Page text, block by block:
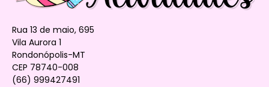
Rua 13 de maio, 695
Vila Aurora 1
Rondonópolis-MT
CEP 78740-008
(66) 999427491